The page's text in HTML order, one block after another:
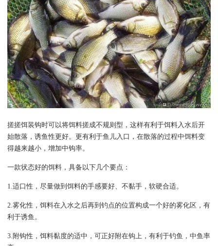
搓搓饵装钩时可以将饵料搓成不规则型，这样有利于饵料入水后开
始散落，诱鱼性更好。更有利于鱼儿入口，在散落的过程中饵料变
得越来越小，增加中钩率。
一款状态好的饵料，具备以下几个要点：
1.适口性，尽量做到饵料的手感要好、不黏手，软硬合适。
2.雾化性，饵料在入水之后再到钓点的位置构成一个好的雾化区，有
利于诱鱼。
3.附钩性，饵料黏度的适中，可正好附在钩上，有利于钓鱼，中鱼率